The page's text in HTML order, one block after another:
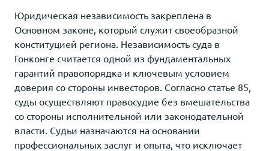
Юридическая независимость закреплена в
Основном законе, который служит своеобразной
конституцией региона. Независимость суда в
Гонконге считается одной из фундаментальных
гарантий правопорядка и ключевым условием
доверия со стороны инвесторов. Согласно статье 85,
суды осуществляют правосудие без вмешательства
со стороны исполнительной или законодательной
власти. Судьи назначаются на основании
профессиональных заслуг и опыта, что исключает